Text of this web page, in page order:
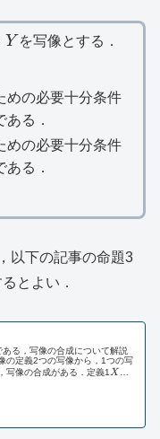
Y を写像とする．
めの必要十分条件
る．
めの必要十分条件
る．
以下の記事の命題3
とよい．
る，写像の合成について解説
の定義2つの写像から，1つの写
写像の合成がある．定義1X
X を